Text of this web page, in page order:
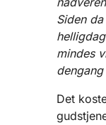
Siden
mindes
Det